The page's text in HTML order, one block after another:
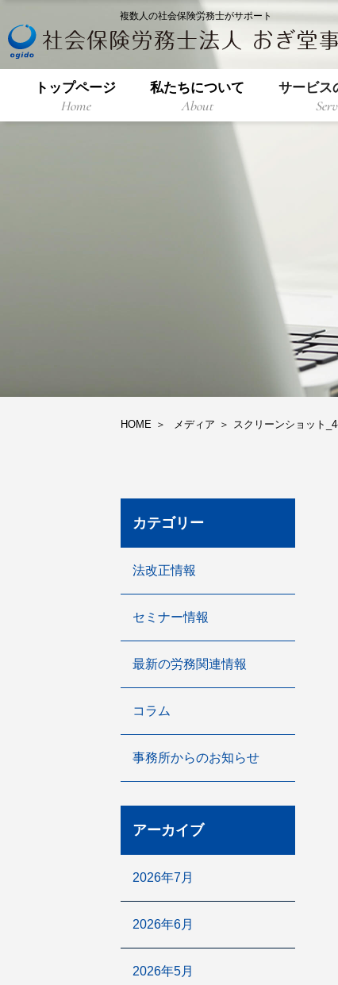
複数人の社会保険労務士がサポート
トップページ
Home
私たちについて
About
サービス
HOME メディア スクリーンショット
カテゴリー
法改正情報
セミナー情報
最新の労務関連情報
コラム
事務所からのお知らせ
アーカイブ
2026年7月
2026年6月
2026年5月